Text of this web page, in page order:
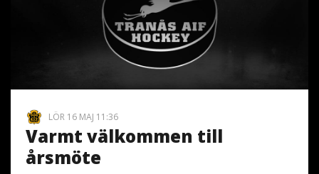
LÖR 16 MAJ 11:36
Varmt välkommen till
årsmöte